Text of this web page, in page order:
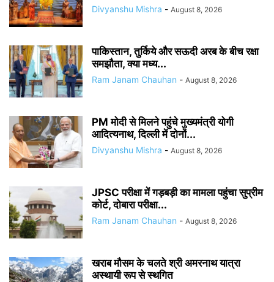
Divyanshu Mishra - August 8, 2026
पाकिस्तान, तुर्किये और सऊदी अरब के बीच रक्षा
समझौता, क्या मध्य...
Ram Janam Chauhan - August 8, 2026
PM मोदी से मिलने पहुंचे मुख्यमंत्री योगी
आदित्यनाथ, दिल्ली में दोनों...
Divyanshu Mishra - August 8, 2026
JPSC परीक्षा में गड़बड़ी का मामला पहुंचा सुप्रीम
कोर्ट, दोबारा परीक्षा...
Ram Janam Chauhan - August 8, 2026
खराब मौसम के चलते श्री अमरनाथ यात्रा
अस्थायी रूप से स्थगित